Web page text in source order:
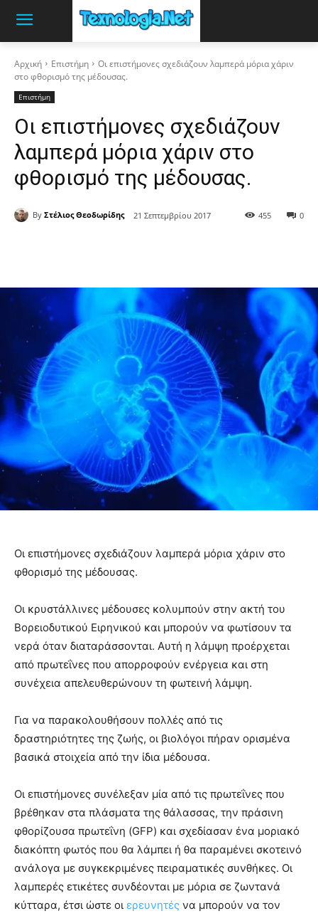
Αρχική Επιστήμη
Οι επιστήμονες σχεδιάζουν λαμπερά μόρια χάριν
στο φθορισμό της μέδουσας.
Επιστήμη
Οι επιστήμονες σχεδιάζουν
λαμπερά μόρια χάριν στο
φθορισμό της μέδουσας.
By Στέλιος Θεοδωρίδης 21 Σεπτεμβρίου 2017 0
455
Οι επιστήμονες σχεδιάζουν λαμπερά μόρια χάριν στο
φθορισμό της μέδουσας.
Οι κρυστάλλινες μέδουσες κολυμπούν στην ακτή του
Βορειοδυτικού Ειρηνικού και μπορούν να φωτίσουν τα
νερά όταν διαταράσσονται. Αυτή η λάμψη προέρχεται
από πρωτεΐνες που απορροφούν ενέργεια και στη
συνέχεια απελευθερώνουν τη φωτεινή λάμψη.
Για να παρακολουθήσουν πολλές από τις
δραστηριότητες της ζωής, οι βιολόγοι πήραν ορισμένα
βασικά στοιχεία από την ίδια μέδουσα.
Οι επιστήμονες συνέλεξαν μία από τις πρωτεΐνες που
βρέθηκαν στα πλάσματα της θάλασσας, την πράσινη
φθορίζουσα πρωτεΐνη (GFP) και σχεδίασαν ένα μοριακό
διακόπτη φωτός που θα λάμπει ή θα παραμένει σκοτεινό
ανάλογα με συγκεκριμένες πειραματικές συνθήκες. Οι
λαμπερές ετικέτες συνδέονται με μόρια σε ζωντανά
κύτταρα, έτσι ώστε οι ερευνητές να μπορούν να τον